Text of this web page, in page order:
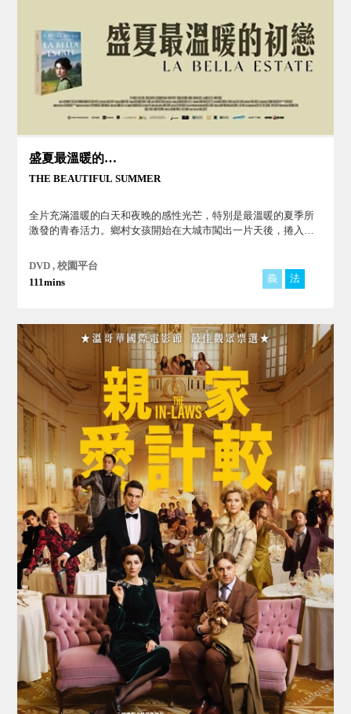
盛夏最溫暖的初戀
THE BEAUTIFUL SUMMER
全片充滿溫暖的白天和夜晚的感性光芒，特別是最溫暖的夏季所
激發的青春活力。鄉村女孩開始在大城市闖出一片天後，捲入了
悲傷的模特兒所吸引，電影產生了溫柔而有力的共鳴。
DVD , 校園平台
111mins
義 法